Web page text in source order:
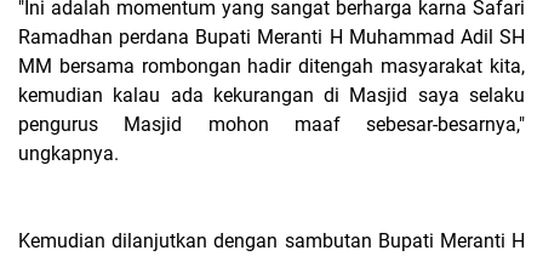
"Ini adalah momentum yang sangat berharga karna Safari
Ramadhan perdana Bupati Meranti H Muhammad Adil SH
MM bersama rombongan hadir ditengah masyarakat kita,
kemudian kalau ada kekurangan di Masjid saya selaku
pengurus Masjid mohon maaf sebesar-besarnya,"
ungkapnya.
Kemudian dilanjutkan dengan sambutan Bupati Meranti H